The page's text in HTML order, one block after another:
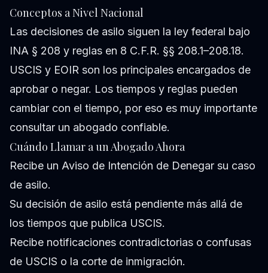
Conceptos a Nivel Nacional
Las decisiones de asilo siguen la ley federal bajo
INA § 208 y reglas en 8 C.F.R. §§ 208.1–208.18.
USCIS y EOIR son los principales encargados de
aprobar o negar. Los tiempos y reglas pueden
cambiar con el tiempo, por eso es muy importante
consultar un abogado confiable.
Cuándo Llamar a un Abogado Ahora
Recibe un Aviso de Intención de Denegar su caso
de asilo.
Su decisión de asilo está pendiente más allá de
los tiempos que publica USCIS.
Recibe notificaciones contradictorias o confusas
de USCIS o la corte de inmigración.